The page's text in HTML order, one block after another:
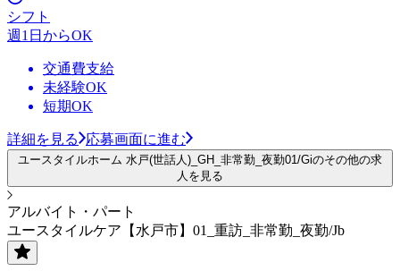
シフト
週1日からOK
交通費支給
未経験OK
短期OK
詳細を見る 応募画面に進む
ユースタイルホーム 水戸(世話人)_GH_非常勤_夜勤01/Giのその他の求
人を見る
アルバイト・パート
ユースタイルケア【水戸市】01_重訪_非常勤_夜勤/Jb